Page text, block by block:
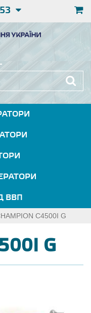
ВВП
C4500I G
G